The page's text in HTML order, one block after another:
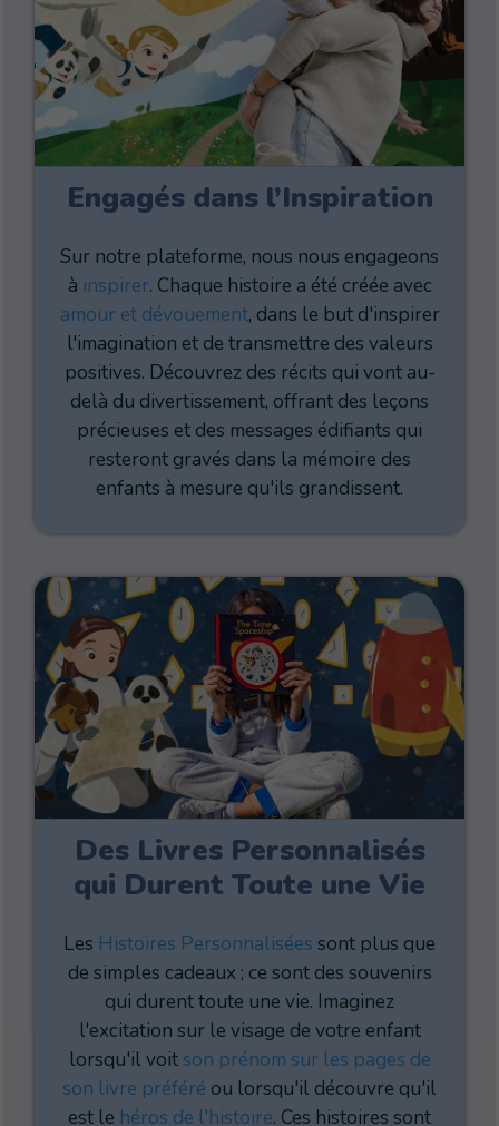
Engagés dans l’Inspiration
Sur notre plateforme, nous nous engageons
à inspirer. Chaque histoire a été créée avec
amour et dévouement, dans le but d'inspirer
l'imagination et de transmettre des valeurs
positives. Découvrez des récits qui vont au-
delà du divertissement, offrant des leçons
précieuses et des messages édifiants qui
resteront gravés dans la mémoire des
enfants à mesure qu'ils grandissent.
Des Livres Personnalisés
qui Durent Toute une Vie
Les Histoires Personnalisées sont plus que
de simples cadeaux ; ce sont des souvenirs
qui durent toute une vie. Imaginez
l'excitation sur le visage de votre enfant
lorsqu'il voitson prénom sur les pages de
son livre préféré ou lorsqu'il découvre qu'il
est le héros de l'histoire. Ces histoires sont